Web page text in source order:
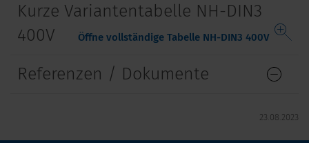
Kurze Variantentabelle NH-DIN3
400V
Öffne vollständige Tabelle NH-DIN3 400V
Referenzen / Dokumente
23.08.2023